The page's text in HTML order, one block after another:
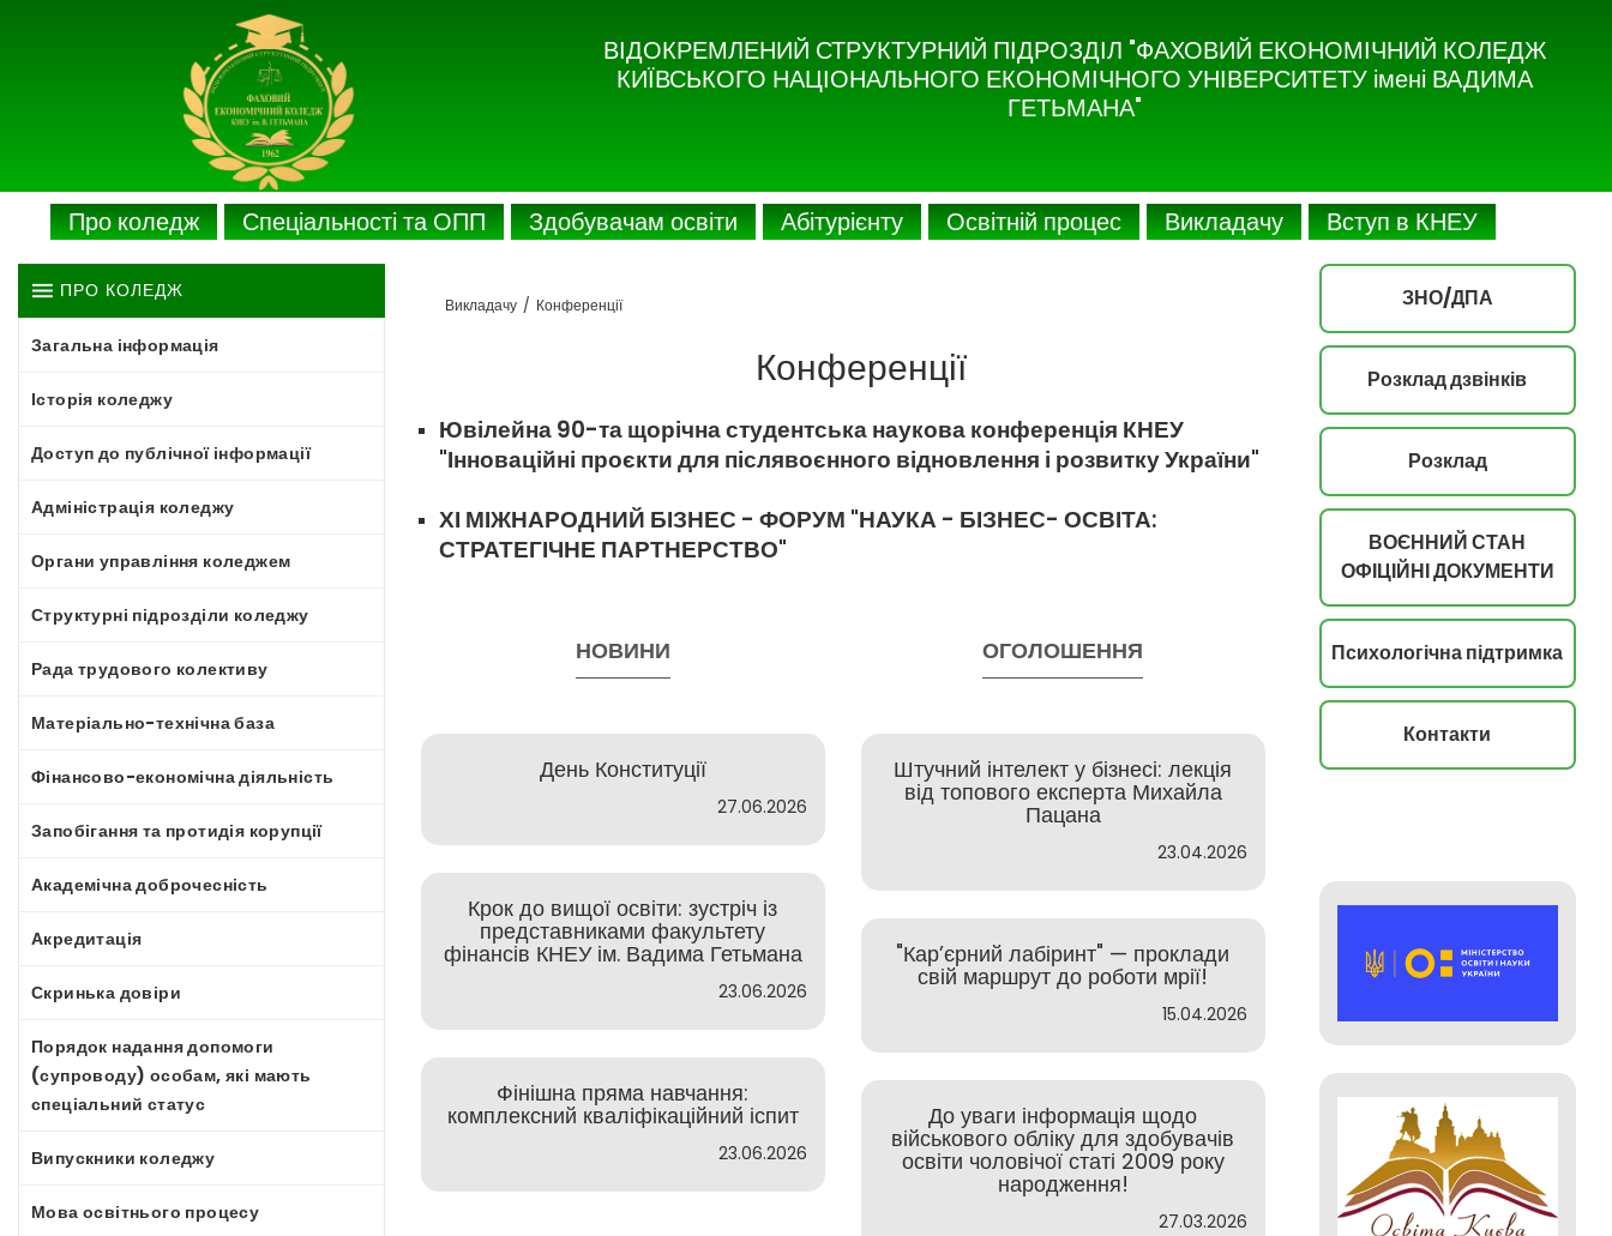
ВІДОКРЕМЛЕНИЙ СТРУКТУРНИЙ ПІДРОЗДІЛ "ФАХОВИЙ ЕКОНОМІЧНИЙ КОЛЕДЖ
КИЇВСЬКОГО НАЦІОНАЛЬНОГО ЕКОНОМІЧНОГО УНІВЕРСИТЕТУ імені ВАДИМА
ГЕТЬМАНА"
Про коледж Спеціальності та ОПП Здобувачам освіти Абітурієнту Освітній процес Викладачу Вступ в КНЕУ
Викладачу / Конференції
Конференції
Ювілейна 90-та щорічна студентська наукова конференція КНЕУ
"Інноваційні проєкти для післявоєнного відновлення і розвитку України"
ХІ МІЖНАРОДНИЙ БІЗНЕС - ФОРУМ "НАУКА - БІЗНЕС- ОСВІТА:
СТРАТЕГІЧНЕ ПАРТНЕРСТВО"
НОВИНИ
День Конституції
27.06.2026
Крок до вищої освіти: зустріч із
представниками факультету
фінансів КНЕУ ім. Вадима Гетьмана
23.06.2026
Фінішна пряма навчання:
комплексний кваліфікаційний іспит
23.06.2026
ОГОЛОШЕННЯ
Штучний інтелект у бізнесі: лекція
від топового експерта Михайла
Пацана
23.04.2026
"Кар’єрний лабіринт" — проклади
свій маршрут до роботи мрії!
15.04.2026
До уваги інформація щодо
військового обліку для здобувачів
освіти чоловічої статі 2009 року
народження!
27.03.2026
ЗНО/ДПА
Розклад дзвінків
Розклад
ВОЄННИЙ СТАН
ОФІЦІЙНІ ДОКУМЕНТИ
Психологічна підтримка
Контакти
ПРО КОЛЕДЖ
Загальна інформація
Історія коледжу
Доступ до публічної інформації
Адміністрація коледжу
Органи управління коледжем
Структурні підрозділи коледжу
Рада трудового колективу
Матеріально-технічна база
Фінансово-економічна діяльність
Запобігання та протидія корупції
Академічна доброчесність
Акредитація
Скринька довіри
Порядок надання допомоги
(супроводу) особам, які мають
спеціальний статус
Випускники коледжу
Мова освітнього процесу